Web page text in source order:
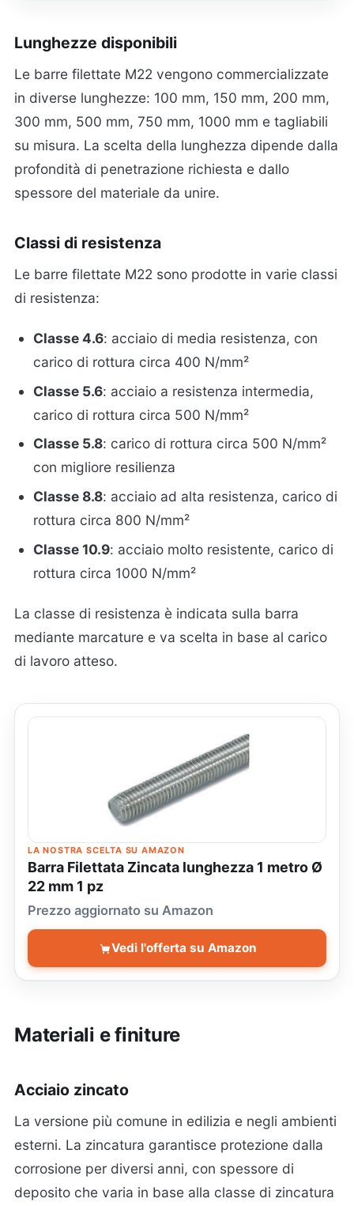
Lunghezze disponibili
Le barre filettate M22 vengono commercializzate
in diverse lunghezze: 100 mm, 150 mm, 200 mm,
300 mm, 500 mm, 750 mm, 1000 mm e tagliabili
su misura. La scelta della lunghezza dipende dalla
profondità di penetrazione richiesta e dallo
spessore del materiale da unire.
Classi di resistenza
Le barre filettate M22 sono prodotte in varie classi
di resistenza:
Classe 4.6: acciaio di media resistenza, con
carico di rottura circa 400 N/mm²
Classe 5.6: acciaio a resistenza intermedia,
carico di rottura circa 500 N/mm²
Classe 5.8: carico di rottura circa 500 N/mm²
con migliore resilienza
Classe 8.8: acciaio ad alta resistenza, carico di
rottura circa 800 N/mm²
Classe 10.9: acciaio molto resistente, carico di
rottura circa 1000 N/mm²
La classe di resistenza è indicata sulla barra
mediante marcature e va scelta in base al carico
di lavoro atteso.
LA NOSTRA SCELTA SU AMAZON
Barra Filettata Zincata lunghezza 1 metro Ø
22 mm 1 pz
Prezzo aggiornato su Amazon
Vedi l'offerta su Amazon
Materiali e finiture
Acciaio zincato
La versione più comune in edilizia e negli ambienti
esterni. La zincatura garantisce protezione dalla
corrosione per diversi anni, con spessore di
deposito che varia in base alla classe di zincatura